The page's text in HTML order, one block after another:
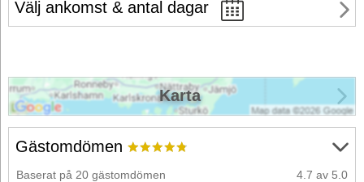
Välj ankomst & antal dagar
Gästomdömen
Baserat på 20 gästomdömen 4.7 av 5.0
Karta